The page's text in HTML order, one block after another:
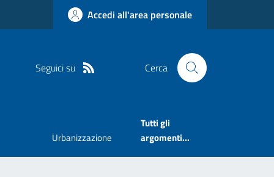
Accedi all'area personale
Seguici su Cerca
Urbanizzazione
Tutti gli
argomenti...